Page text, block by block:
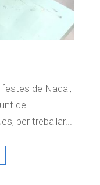
de Nadal,
de
per treballar...